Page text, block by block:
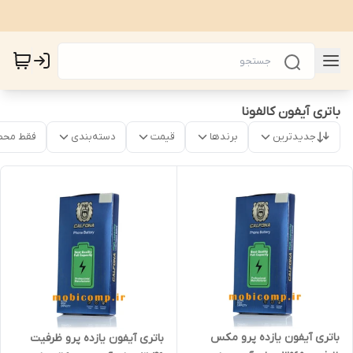
باتری آیفون کالفونا
جدیدترین برندها قیمت دسته‌بندی فقط
باتری آیفون یازده پرو مکس
باتری آیفون یازده پرو ظرفیت